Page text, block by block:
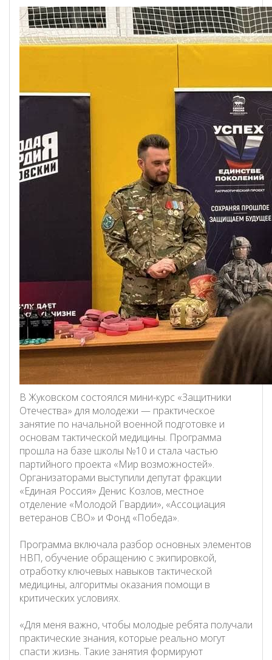
В Жуковском состоялся мини-курс «Защитники
Отечества» для молодежи — практическое
занятие по начальной военной подготовке и
основам тактической медицины. Программа
прошла на базе школы №10 и стала частью
партийного проекта «Мир возможностей».
Организаторами выступили депутат фракции
«Единая Россия» Денис Козлов, местное
отделение «Молодой Гвардии», «Ассоциация
ветеранов СВО» и Фонд «Победа».
Программа включала разбор основных элементов
НВП, обучение обращению с экипировкой,
отработку ключевых навыков тактической
медицины, алгоритмы оказания помощи в
критических условиях.
«Для меня важно, чтобы молодые ребята получали
практические знания, которые реально могут
спасти жизнь. Такие занятия формируют